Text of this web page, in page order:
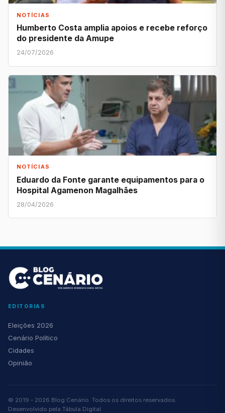
NOTÍCIAS
Humberto Costa amplia apoios e recebe reforço
do presidente da Amupe
24/07/2026
NOTÍCIAS
Eduardo da Fonte garante equipamentos para o
Hospital Agamenon Magalhães
28/04/2026
EDITORIAS
Eleições 2026
Cenário Político
Cidades
Opinião
© 2019 - 2026 Blog Cenário. Todos os direitos reservados.
Desenvolvido pela Tábula Digital